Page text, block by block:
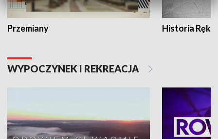
Przemiany Historia Ręką
WYPOCZYNEK I REKREACJA